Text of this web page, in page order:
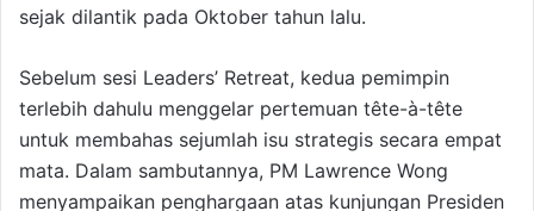
sejak dilantik pada Oktober tahun lalu.
Sebelum sesi Leaders’ Retreat, kedua pemimpin
terlebih dahulu menggelar pertemuan tête-à-tête
untuk membahas sejumlah isu strategis secara empat
mata. Dalam sambutannya, PM Lawrence Wong
menyampaikan penghargaan atas kunjungan Presiden